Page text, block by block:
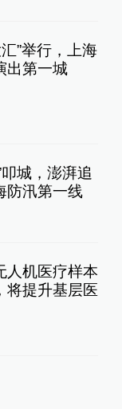
”举行，上海
出第一城
城，澎湃追
防汛第一线
人机医疗样本
将提升基层医